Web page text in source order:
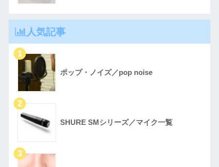
人気記事
ポップ・ノイズ／pop noise
SHURE SMシリーズ／マイク一覧